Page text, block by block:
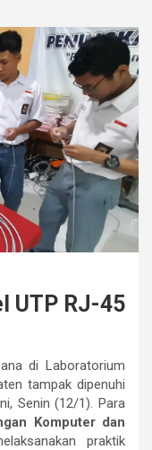
UTP RJ-45
di Laboratorium
tampak dipenuhi
Senin (12/1). Para
Komputer dan
praktik